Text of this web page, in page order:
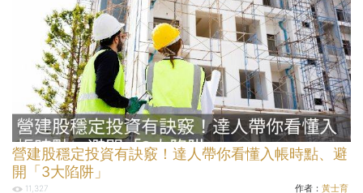
營建股穩定投資有訣竅！達人帶你看懂入帳時點、避
開「3大陷阱」
11,327 作者： 黃士育